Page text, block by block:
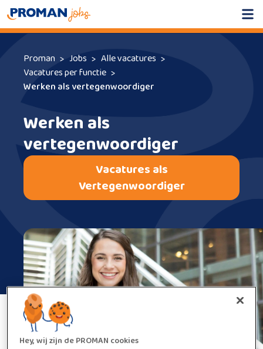
Proman Jobs
Alle vacatures
Vacatures per functie
Werken als vertegenwoordiger
Werken als
vertegenwoordiger
Vacatures als
Vertegenwoordiger
Hey, wij zijn de PROMAN cookies